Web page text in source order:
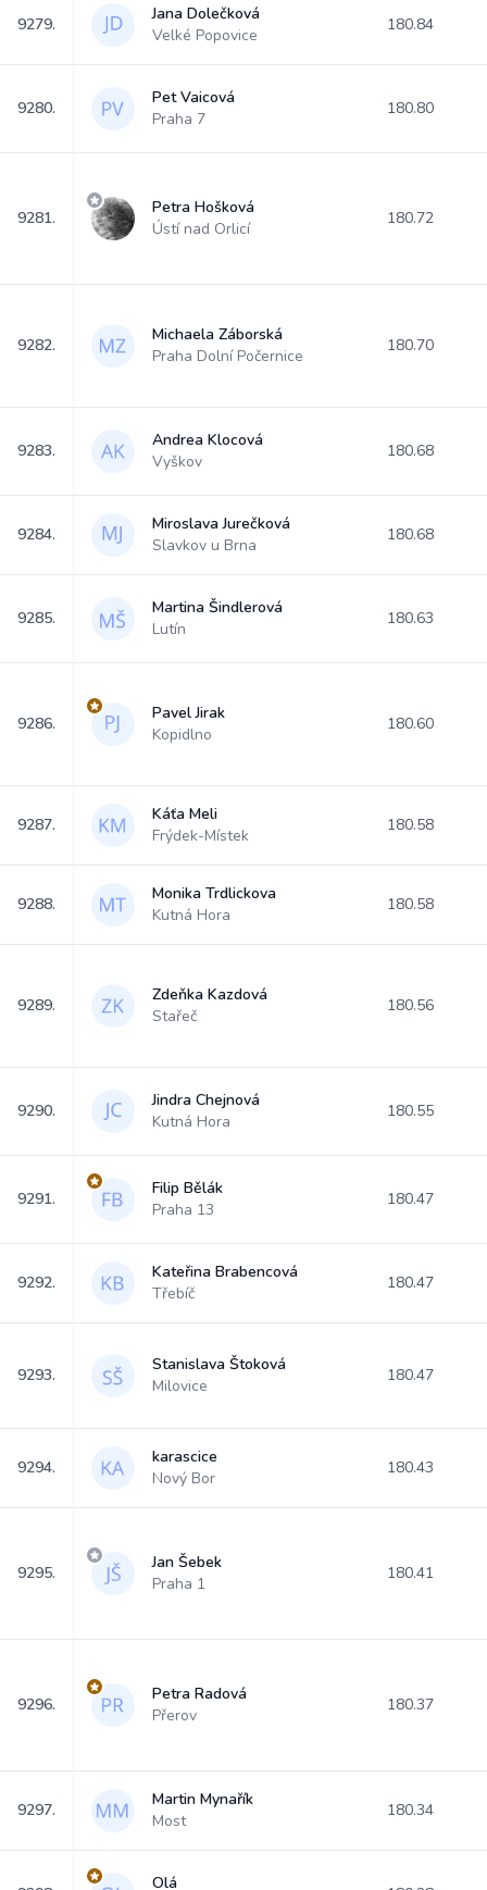
9279.
Jana Dolečková
Velké Popovice
180.84
9280.
Pet Vaicová
Praha 7
180.80
9281.
Petra Hošková
Ústí nad Orlicí
180.72
9282.
Michaela Záborská
Praha Dolní Počernice
180.70
9283.
Andrea Klocová
Vyškov
180.68
9284.
Miroslava Jurečková
Slavkov u Brna
180.68
9285.
Martina Šindlerová
Lutín
180.63
9286.
Pavel Jirak
Kopidlno
180.60
9287.
Káťa Meli
Frýdek-Místek
180.58
9288.
Monika Trdlickova
Kutná Hora
180.58
9289.
Zdeňka Kazdová
Stařeč
180.56
9290.
Jindra Chejnová
Kutná Hora
180.55
9291.
Filip Bělák
Praha 13
180.47
9292.
Kateřina Brabencová
Třebíč
180.47
9293.
Stanislava Štoková
Milovice
180.47
9294.
karascice
Nový Bor
180.43
9295.
Jan Šebek
Praha 1
180.41
9296.
Petra Radová
Přerov
180.37
9297.
Martin Mynařík
Most
180.34
Olá